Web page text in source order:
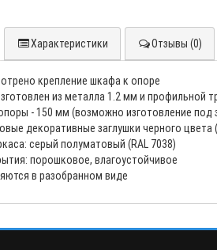
Характеристики Отзывы (0)
крепление шкафа к опоре
из металла 1.2 мм и профильной
- 150 мм (возможно изготовление
декоративные заглушки черного
серый полуматовый (RAL 7038)
порошковое, влагоустойчивое
в разобранном виде